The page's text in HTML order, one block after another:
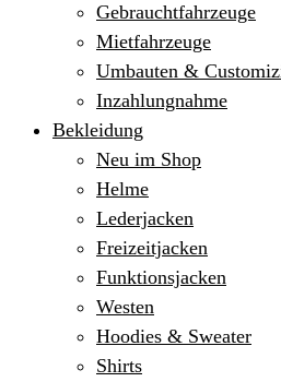
Gebrauchtfahrzeuge
Mietfahrzeuge
Umbauten &
Inzahlungnahme
Bekleidung
Neu im Shop
Helme
Lederjacken
Freizeitjacken
Funktionsjacken
Westen
Hoodies & Sweater
Shirts